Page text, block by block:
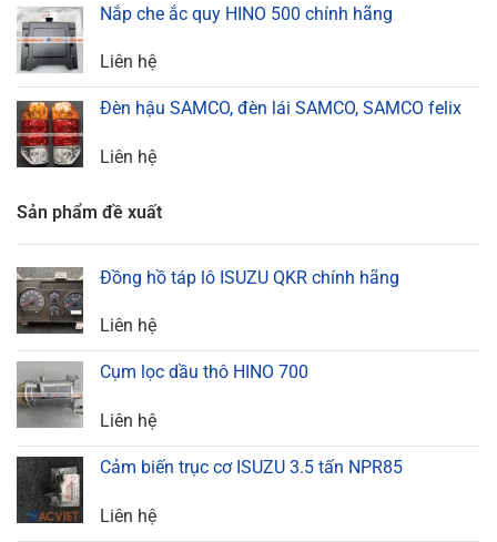
Nắp che ắc quy HINO 500 chính hãng
Liên hệ
Đèn hậu SAMCO, đèn lái SAMCO, SAMCO felix
Liên hệ
Sản phẩm đề xuất
Đồng hồ táp lô ISUZU QKR chính hãng
Liên hệ
Cụm lọc dầu thô HINO 700
Liên hệ
Cảm biến trục cơ ISUZU 3.5 tấn NPR85
Liên hệ